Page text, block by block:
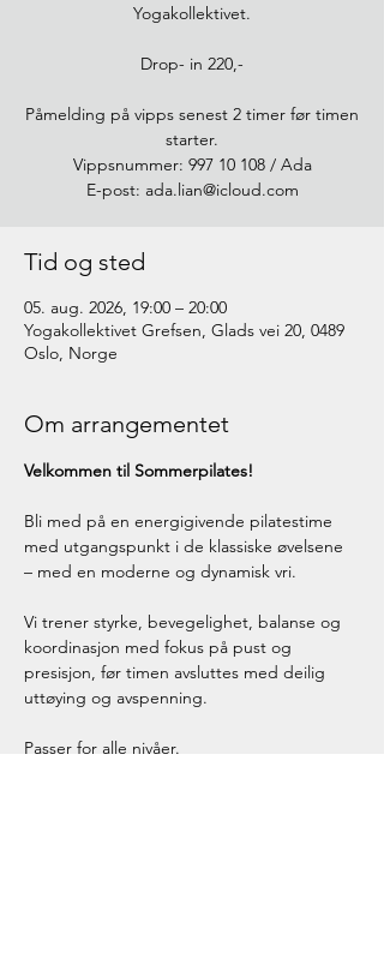
Yogakollektivet.
Drop- in 220,-
Påmelding på vipps senest 2 timer før timen
starter.
Vippsnummer: 997 10 108 / Ada
E-post: ada.lian@icloud.com
Tid og sted
05. aug. 2026, 19:00 – 20:00
Yogakollektivet Grefsen, Glads vei 20, 0489
Oslo, Norge
Om arrangementet
Velkommen til Sommerpilates!
Bli med på en energigivende pilatestime
med utgangspunkt i de klassiske øvelsene
– med en moderne og dynamisk vri.
Vi trener styrke, bevegelighet, balanse og
koordinasjon med fokus på pust og
presisjon, før timen avsluttes med deilig
uttøying og avspenning.
Passer for alle nivåer.